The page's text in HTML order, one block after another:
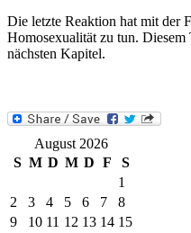
Die letzte Reaktion hat mit der
Homosexualität zu tun.
nächsten Kapitel.
August 2026
S M D M D F
S
1
2
3 4 5 6 7
8
9
10 11 12 13 14 15